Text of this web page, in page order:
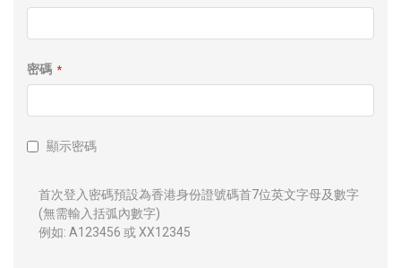
密碼
顯示密碼
首次登入密碼預設為香港身份證號碼首7位英文字母及數字
(無需輸入括弧內數字)
例如: A123456 或 XX12345